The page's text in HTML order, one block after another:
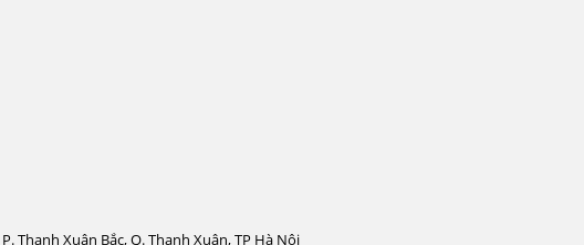
Thanh Xuân Bắc, Q. Thanh Xuân, TP Hà Nội